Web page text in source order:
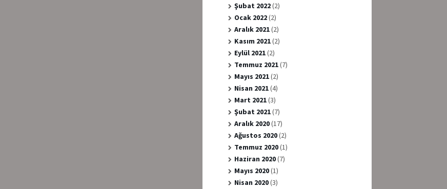
Şubat 2022(2)
Ocak 2022(2)
Aralık 2021(2)
Kasım 2021(2)
Eylül 2021(2)
Temmuz 2021(7)
Mayıs 2021(2)
Nisan 2021(4)
Mart 2021(3)
Şubat 2021(7)
Aralık 2020(17)
Ağustos 2020(2)
Temmuz 2020(1)
Haziran 2020(7)
Mayıs 2020(1)
Nisan 2020(3)